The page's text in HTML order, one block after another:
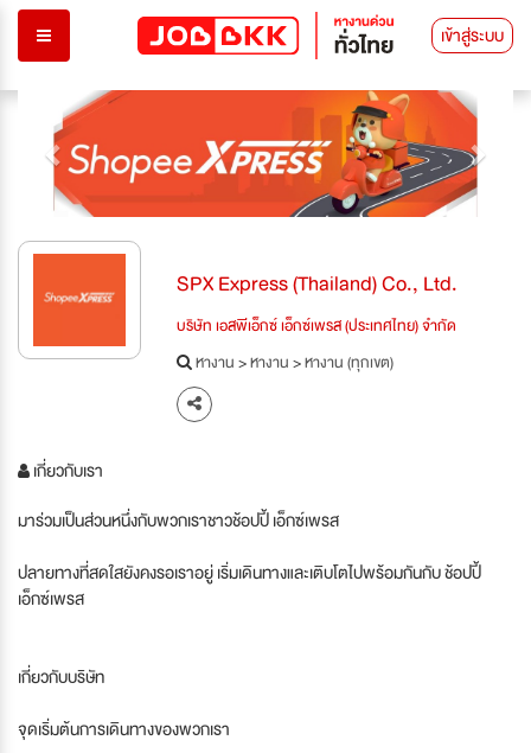
เข้าสู่ระบบ
Previous Next
SPX Express (Thailand) Co., Ltd.
บริษัท เอสพีเอ็กซ์ เอ็กซ์เพรส (ประเทศไทย) จำกัด
หางาน>หางาน>หางาน (ทุกเขต)
เกี่ยวกับเรา
มาร่วมเป็นส่วนหนึ่งกับพวกเราชาวช้อปปี้ เอ็กซ์เพรส
ปลายทางที่สดใสยังคงรอเราอยู่ เริ่มเดินทางและเติบโตไปพร้อมกันกับ ช้อปปี้
เอ็กซ์เพรส
เกี่ยวกับบริษัท
จุดเริ่มต้นการเดินทางของพวกเรา